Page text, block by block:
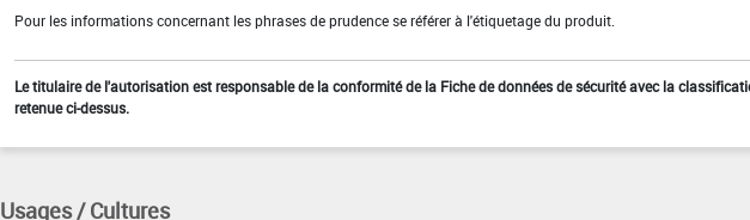
Pour les informations concernant les phrases de prudence se référer à l'étiquetage du produit.
Le titulaire de l'autorisation est responsable de la conformité de la Fiche de données de sécurité avec la
retenue ci-dessus.
Usages / Cultures